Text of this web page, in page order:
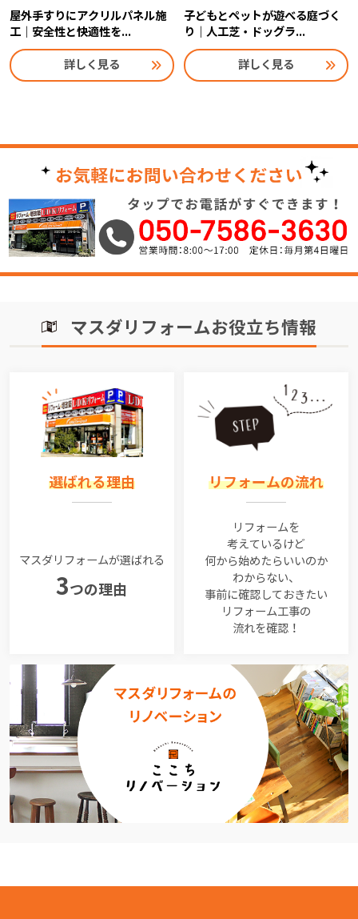
屋外手すりにアクリルパネル施
工｜安全性と快適性を...
詳しく見る
子どもとペットが遊べる庭づく
り｜人工芝・ドッグラ...
詳しく見る
マスダリフォームお役立ち情報
選ばれる理由
マスダリフォームが選ばれる
3つの理由
リフォームの流れ
リフォームを
考えているけど
何から始めたらいいのか
わからない、
事前に確認しておきたい
リフォーム工事の
流れを確認！